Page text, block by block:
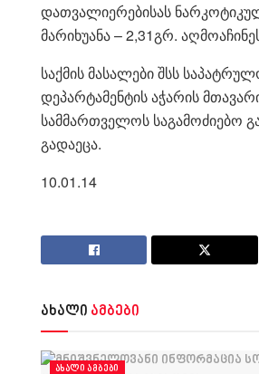
დათვალიერებისას
მარიხუანა – 2,31გრ.
საქმის მასალები შსს
დეპარტამენტის აჭარის
სამმართველოს საგამოძიებო
გადაეცა.
10.01.14
ახალი ამბები
ᲐᲮᲐᲚᲘ ᲐᲛᲑᲔᲑᲘ